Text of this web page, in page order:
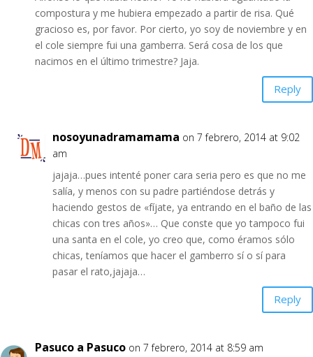
compostura y me hubiera empezado a partir de risa. Qué
gracioso es, por favor. Por cierto, yo soy de noviembre y en
el cole siempre fui una gamberra. Será cosa de los que
nacimos en el último trimestre? Jaja.
Reply
nosoyunadramamama on 7 febrero, 2014 at 9:02
am
jajaja…pues intenté poner cara seria pero es que no me
salía, y menos con su padre partiéndose detrás y
haciendo gestos de «fíjate, ya entrando en el baño de las
chicas con tres años»… Que conste que yo tampoco fui
una santa en el cole, yo creo que, como éramos sólo
chicas, teníamos que hacer el gamberro sí o sí para
pasar el rato,jajaja…
Reply
Pasuco a Pasuco on 7 febrero, 2014 at 8:59 am